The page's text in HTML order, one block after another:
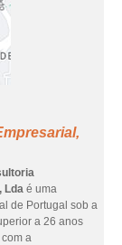
Lda é uma
de Portugal sob a
a 26 anos
a